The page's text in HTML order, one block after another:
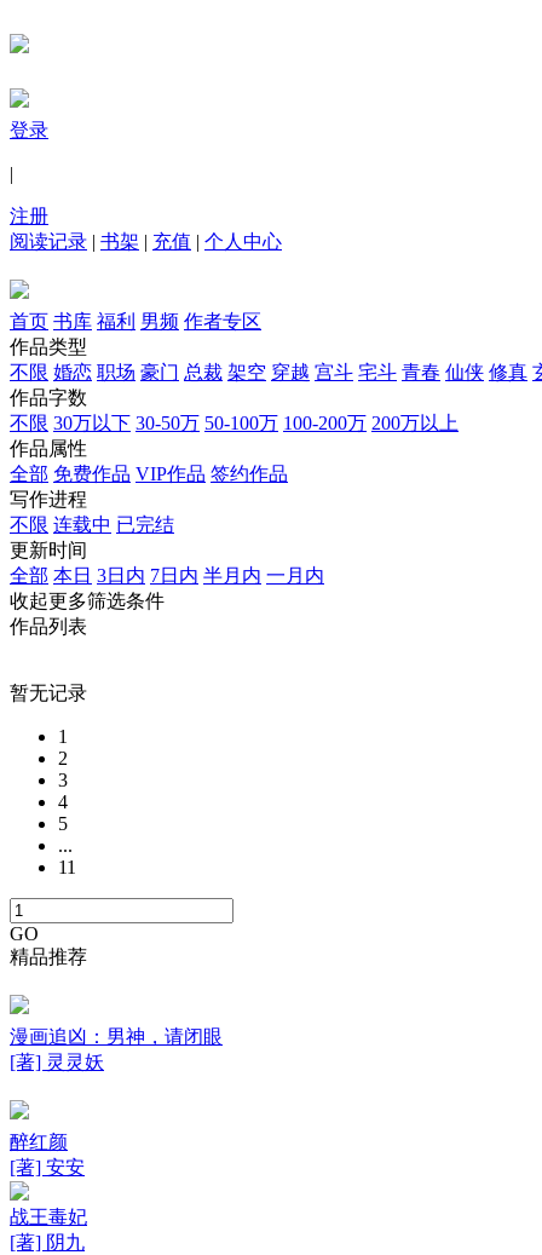
登录
|
注册
阅读记录 | 书架 | 充值 | 个人中心
首页 书库 福利 男频 作者专区
作品类型
不限 婚恋 职场 豪门 总裁 架空 穿越 宫斗 宅斗 青春 仙侠 修真
作品字数
不限 30万以下 30-50万 50-100万 100-200万 200万以上
作品属性
全部 免费作品 VIP作品 签约作品
写作进程
不限 连载中 已完结
更新时间
全部 本日 3日内 7日内 半月内 一月内
收起更多筛选条件
作品列表
暂无记录
1
2
3
4
5
...
11
GO
精品推荐
漫画追凶：男神，请闭眼
[著] 灵灵妖
醉红颜
[著] 安安
战王毒妃
[著] 阴九